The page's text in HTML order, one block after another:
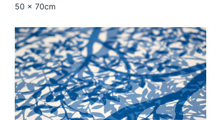
50 x 70cm